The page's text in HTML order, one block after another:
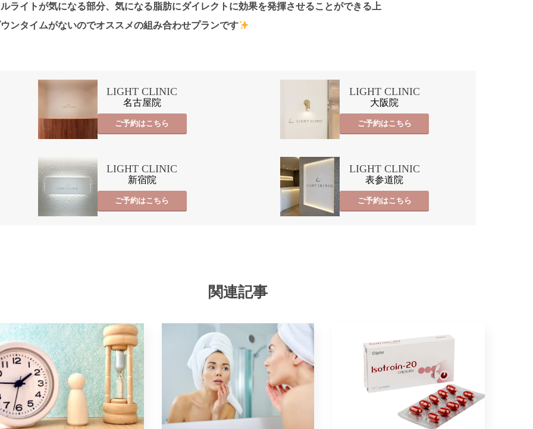
ライトが気になる部分、気になる脂肪にダイレクトに効果を発揮させることができる上
ンタイムがないのでオススメの組み合わせプランです
LIGHT CLINIC
名古屋院
ご予約はこちら
LIGHT CLINIC
大阪院
ご予約はこちら
LIGHT CLINIC
新宿院
ご予約はこちら
LIGHT CLINIC
表参道院
ご予約はこちら
関連記事